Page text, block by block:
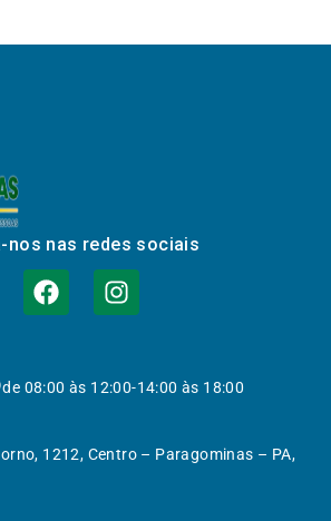
nos nas redes sociais
08:00 às 12:00-14:00 às 18:00
1212, Centro – Paragominas – PA,